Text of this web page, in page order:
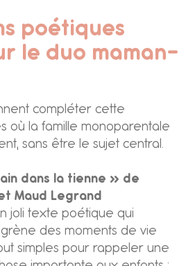
poétiques
le duo maman-
compléter cette
où la famille monoparentale
sans être le sujet central.
dans la tienne » de
Maud Legrand
joli texte poétique qui
des moments de vie
simples pour rappeler une